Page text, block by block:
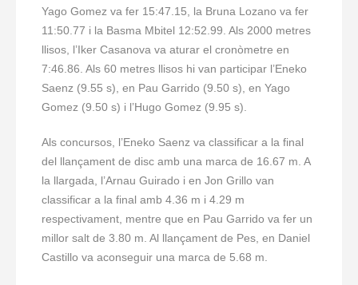
Yago Gomez va fer 15:47.15, la Bruna Lozano va fer
11:50.77 i la Basma Mbitel 12:52.99. Als 2000 metres
llisos, l’Iker Casanova va aturar el cronòmetre en
7:46.86. Als 60 metres llisos hi van participar l’Eneko
Saenz (9.55 s), en Pau Garrido (9.50 s), en Yago
Gomez (9.50 s) i l’Hugo Gomez (9.95 s).
Als concursos, l’Eneko Saenz va classificar a la final
del llançament de disc amb una marca de 16.67 m. A
la llargada, l’Arnau Guirado i en Jon Grillo van
classificar a la final amb 4.36 m i 4.29 m
respectivament, mentre que en Pau Garrido va fer un
millor salt de 3.80 m. Al llançament de Pes, en Daniel
Castillo va aconseguir una marca de 5.68 m.